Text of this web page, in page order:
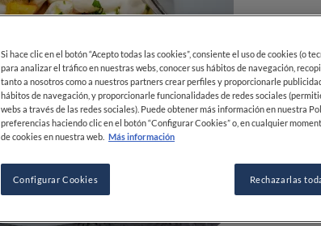
PORFINE
REDACCIÓN
Si hace clic en el botón “Acepto todas las cookies”, consiente el uso de cookies (o
para analizar el tráfico en nuestras webs, conocer sus hábitos de navegación,
tanto a nosotros como a nuestros partners crear perfiles y proporcionarle
hábitos de navegación, y proporcionarle funcionalidades de redes sociales
webs a través de las redes sociales). Puede obtener más información en nuestra
preferencias haciendo clic en el botón “Configurar Cookies” o, en cualquier
de cookies en nuestra web. Más información
Configurar Cookies Rechazarlas